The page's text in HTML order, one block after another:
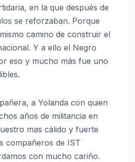
en la que después de
se reforzaban. Porque
camino de construir el
Y a ello el Negro
eso y mucho más fue uno
a Yolanda con quien
años de militancia en
mas cálido y fuerte
compañeros de IST
con mucho cariño.